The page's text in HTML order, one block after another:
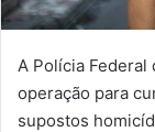
A Polícia
operação para
supostos